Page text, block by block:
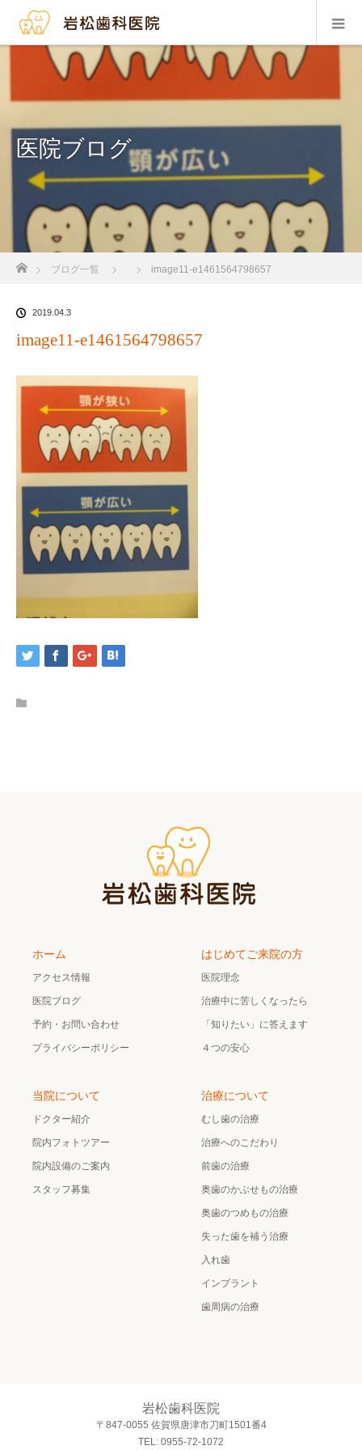
医院ブログ
ブログ一覧 image11-e1461564798657
2019.04.3
image11-e1461564798657
ホーム
アクセス情報
医院ブログ
予約・お問い合わせ
プライバシーポリシー
はじめてご来院の方
医院理念
治療中に苦しくなったら
「知りたい」に答えます
４つの安心
当院について
ドクター紹介
院内フォトツアー
院内設備のご案内
スタッフ募集
治療について
むし歯の治療
治療へのこだわり
前歯の治療
奥歯のかぶせもの治療
奥歯のつめもの治療
失った歯を補う治療
入れ歯
インプラント
歯周病の治療
岩松歯科医院
〒847-0055 佐賀県唐津市刀町1501番4
TEL: 0955-72-1072